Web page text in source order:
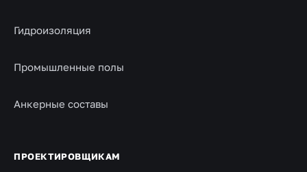
Гидроизоляция
Промышленные полы
Анкерные составы
ПРОЕКТИРОВЩИКАМ